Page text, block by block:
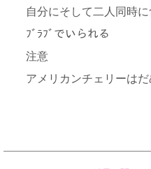
自分にそして二人同時
ﾌﾞﾗﾌﾞでいられる
注意
アメリカンチェリーはだ